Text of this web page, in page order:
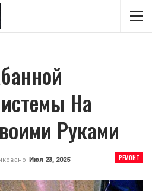
На
Руками
РЕМОНТ
Июл 23, 2025